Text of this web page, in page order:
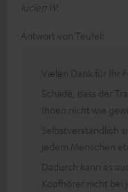
lucien W.
Antwort von Teufel:
Vielen Dank für Ihr
Schade, dass der
Ihnen nicht wie
Selbstverständlich
jedem Menschen
Dadurch kann es
Kopfhörer nicht bei